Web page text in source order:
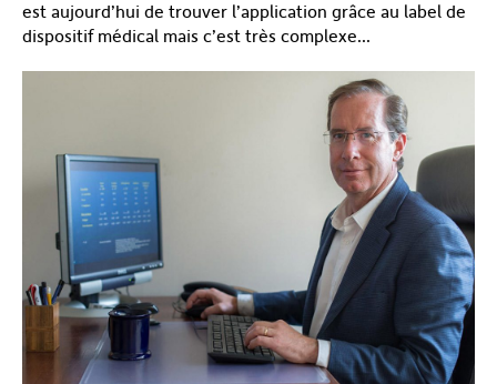
est aujourd’hui de trouver l’application grâce au label de
dispositif médical mais c’est très complexe...